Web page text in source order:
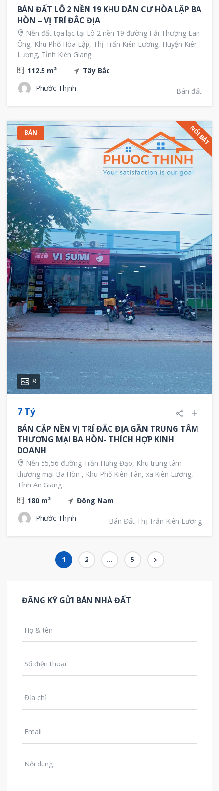
BÁN ĐẤT LÔ 2 NỀN 19 KHU DÂN CƯ HÒA LẬP BA
HÒN – VỊ TRÍ ĐẮC ĐỊA
Nền đất tọa lạc tại Lô 2 nền 19 đường Hải Thượng Lãn
Ông, Khu Phố Hòa Lập, Thị Trấn Kiên Lương, Huyện Kiên
Lương, Tỉnh Kiên Giang .
112.5 m²
Tây Bắc
Phước Thịnh
Bán đất
BÁN NỔI BẬT
8
7 Tỷ
BÁN CẶP NỀN VỊ TRÍ ĐẮC ĐỊA GẦN TRUNG TÂM
THƯƠNG MẠI BA HÒN- THÍCH HỢP KINH
DOANH
Nền 55,56 đường Trần Hưng Đạo, Khu trung tâm
thương mại Ba Hòn , Khu Phố Kiên Tân, xã Kiên Lương,
Tỉnh An Giang
180 m²
Đông Nam
Phước Thịnh
Bán Đất Thị Trấn Kiên Lương
viết
Page
1 Page
2 … Page
5
ĐĂNG KÝ GỬI BÁN NHÀ ĐẤT